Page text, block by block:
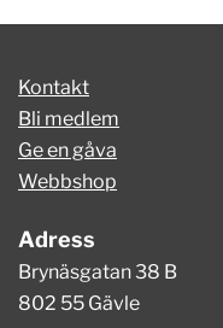
Kontakt
Bli medlem
Ge en gåva
Webbshop
Adress
Brynäsgatan 38 B
802 55 Gävle